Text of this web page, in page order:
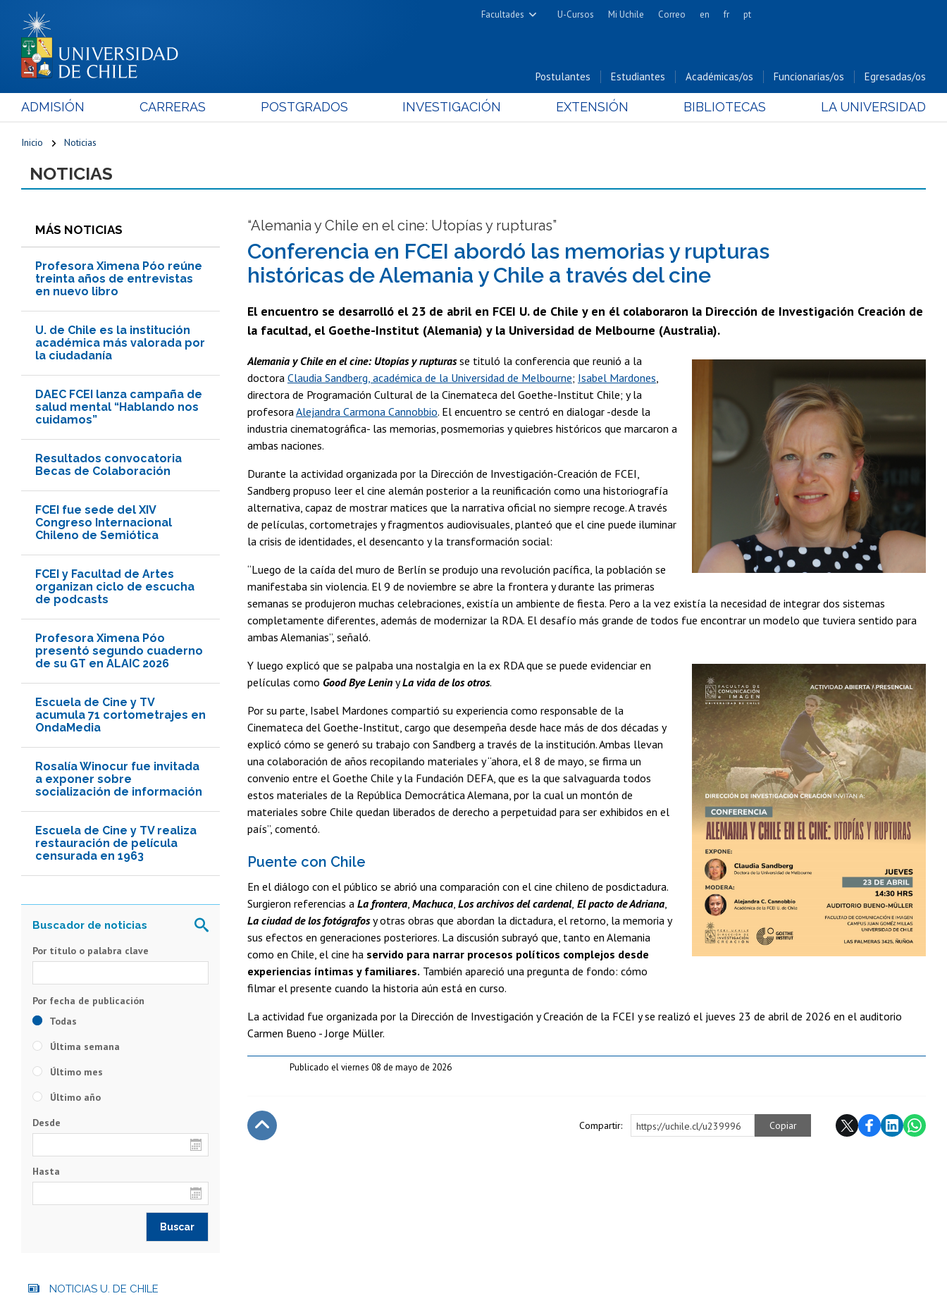
Facultades
Cs. Físicas y Matemáticas
Cs. Forestales y Conservación
Cs. Químicas y Farmacéuticas
Cs. Sociales
Estudios Avanzados en Educación
Nutrición y Tecnología de
Alimentos
Bachillerato
Hospital Clínico
U-Cursos Mi Uchile Correo en fr pt
Postulantes Estudiantes Académicas/os Funcionarias/os Egresadas/os
ADMISIÓN CARRERAS POSTGRADOS INVESTIGACIÓN EXTENSIÓN BIBLIOTECAS LA UNIVERSIDAD
Inicio Noticias
NOTICIAS
MÁS NOTICIAS
Profesora Ximena Póo reúne
treinta años de entrevistas
en nuevo libro
U. de Chile es la institución
académica más valorada por
la ciudadanía
DAEC FCEI lanza campaña de
salud mental “Hablando nos
cuidamos”
Resultados convocatoria
Becas de Colaboración
FCEI fue sede del XIV
Congreso Internacional
Chileno de Semiótica
FCEI y Facultad de Artes
organizan ciclo de escucha
de podcasts
Profesora Ximena Póo
presentó segundo cuaderno
de su GT en ALAIC 2026
Escuela de Cine y TV
acumula 71 cortometrajes en
OndaMedia
Rosalía Winocur fue invitada
a exponer sobre
socialización de información
Escuela de Cine y TV realiza
restauración de película
censurada en 1963
“Alemania y Chile en el cine: Utopías y rupturas”
Conferencia en FCEI abordó las memorias y rupturas
históricas de Alemania y Chile a través del cine
El encuentro se desarrolló el 23 de abril en FCEI U. de Chile y en él colaboraron la Dirección de Investigación Creación de
la facultad, el Goethe-Institut (Alemania) y la Universidad de Melbourne (Australia).
Alemania y Chile en el cine: Utopías y rupturasse tituló la conferencia que reunió a la
doctora Claudia Sandberg, académica de la Universidad de Melbourne; Isabel Mardones
directora de Programación Cultural de la Cinemateca del Goethe-Institut Chile; y la
profesora Alejandra Carmona Cannobbio. El encuentro se centró en dialogar -desde la
industria cinematográfica- las memorias, posmemorias y quiebres históricos que marcaron a
ambas naciones.
Durante la actividad organizada por la Dirección de Investigación-Creación de FCEI,
Sandberg propuso leer el cine alemán posterior a la reunificación como una historiografía
alternativa, capaz de mostrar matices que la narrativa oficial no siempre recoge. A través
de películas, cortometrajes y fragmentos audiovisuales, planteó que el cine puede iluminar
la crisis de identidades, el desencanto y la transformación social:
“Luego de la caída del muro de Berlín se produjo una revolución pacífica, la población se
manifestaba sin violencia. El 9 de noviembre se abre la frontera y durante las primeras
semanas se produjeron muchas celebraciones, existía un ambiente de fiesta. Pero a la vez existía la necesidad de integrar dos sistemas
completamente diferentes, además de modernizar la RDA. El desafío más grande de todos fue encontrar un modelo que tuviera sentido para
ambas Alemanias”, señaló.
Y luego explicó que se palpaba una nostalgia en la ex RDA que se puede evidenciar en
películas como Good Bye Lenin yLa vida de los otros.
Por su parte, Isabel Mardones compartió su experiencia como responsable de la
Cinemateca del Goethe-Institut, cargo que desempeña desde hace más de dos décadas y
explicó cómo se generó su trabajo con Sandberg a través de la institución. Ambas llevan
una colaboración de años recopilando materiales y “ahora, el 8 de mayo, se firma un
convenio entre el Goethe Chile y la Fundación DEFA, que es la que salvaguarda todos
estos materiales de la República Democrática Alemana, por la cual un montón de
materiales sobre Chile quedan liberados de derecho a perpetuidad para ser exhibidos en el
país”, comentó.
Puente con Chile
En el diálogo con el público se abrió una comparación con el cine chileno de posdictadura.
Surgieron referencias a La frontera, Machuca, Los archivos del cardenal, El pacto de Adriana,
La ciudad de los fotógrafosy otras obras que abordan la dictadura, el retorno, la memoria y
sus efectos en generaciones posteriores. La discusión subrayó que, tanto en Alemania
como en Chile, el cine ha servido para narrar procesos políticos complejos desde
experiencias íntimas y familiares. También apareció una pregunta de fondo: cómo
filmar el presente cuando la historia aún está en curso.
La actividad fue organizada por la Dirección de Investigación y Creación de la FCEI y se realizó el jueves 23 de abril de 2026 en el auditorio
Carmen Bueno - Jorge Müller.
Publicado el viernes 08 de mayo de 2026
Compartir: https://uchile.cl/u239996 Copiar
Por título o palabra clave
Todas
Última semana
Último mes
Último año
Desde
Hasta
NOTICIAS U. DE CHILE